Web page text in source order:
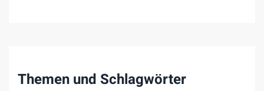
Themen und Schlagwörter